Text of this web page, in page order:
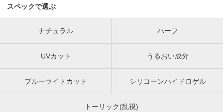
スペックで選ぶ
ナチュラル ハーフ
UVカット うるおい成分
ブルーライトカット シリコーンハイドロゲル
トーリック(乱視)